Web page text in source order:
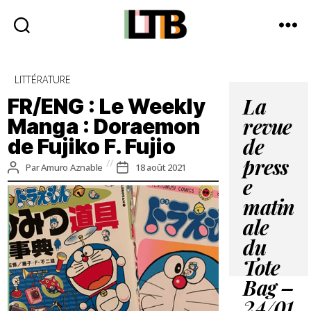
-
Média
d'information
quotidienne
Catégories
LITTÉRATURE
FR/ENG : Le Weekly
Manga : Doraemon
de Fujiko F. Fujio
Auteur
de
l’article
ParAmuro Aznable
Date
de
l’article
18 août 2021
La
revue
de
press
e
matin
ale
du
Tote
Bag –